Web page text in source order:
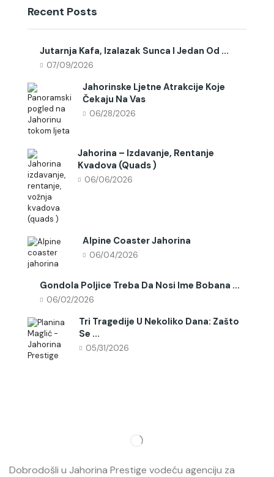
Recent Posts
Jutarnja Kafa, Izalazak Sunca I Jedan Od ...
07/09/2026
Jahorinske Ljetne Atrakcije Koje
Čekaju Na Vas
06/28/2026
Jahorina – Izdavanje, Rentanje
Kvadova (quads )
06/06/2026
Alpine Coaster Jahorina
06/04/2026
Gondola Poljice Treba Da Nosi Ime Bobana ...
06/02/2026
Tri Tragedije U Nekoliko Dana: Zašto
Se ...
05/31/2026
Dobrodošli u Jahorina Prestige vodeću agenciju za